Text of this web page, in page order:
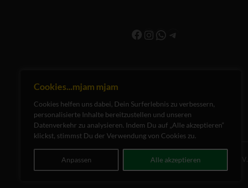
Cookies...mjam mjam
Cookies helfen uns dabei, Dein Surferlebnis zu verbessern,
personalisierte Inhalte bereitzustellen und unseren
Datenverkehr zu analysieren. Indem Du auf „Alle akzeptieren“
klickst, stimmst Du der Verwendung von Cookies zu.
Anpassen Alle akzeptieren
Facebook
Instagram
WhatsApp
Telegram
© 2026 CANNABIS SOCIAL CLUB HALLERTAU E.V.